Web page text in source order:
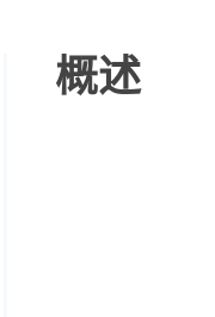
概述